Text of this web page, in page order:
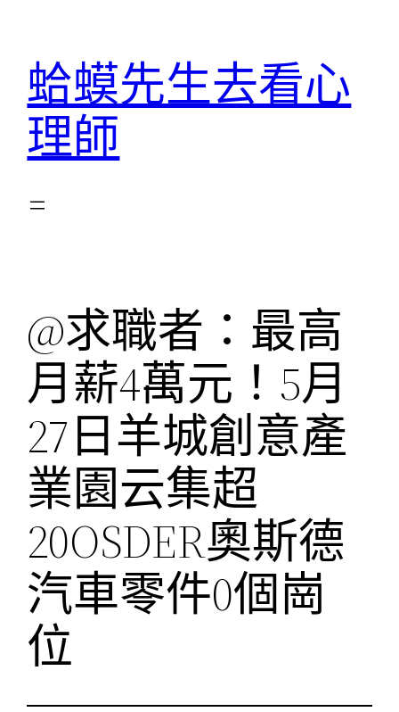
蛤蟆先生去看心
理師
@求職者：最高
月薪4萬元！5月
27日羊城創意產
業園云集超
20OSDER奧斯德
汽車零件0個崗
位